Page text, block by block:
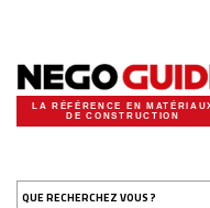
LA RÉFÉRENCE EN
DE CONSTRUCTION
QUE RECHERCHEZ VOUS ?